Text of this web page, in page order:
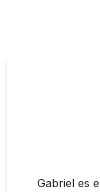
Gabriel es